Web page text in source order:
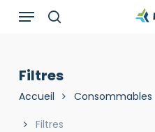
Recherche
Menu
Filtres
Accueil Consommables
Filtres